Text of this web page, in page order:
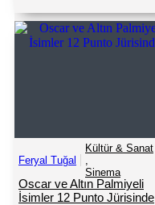
Feryal Tuğal
Kültür & Sanat
,
Sinema
Oscar ve Altın Palmiyeli
İsimler 12 Punto Jürisinde